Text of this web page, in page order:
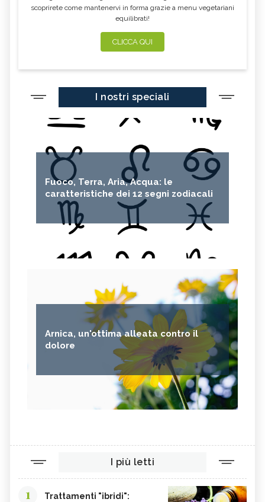
scoprirete come mantenervi in forma grazie a menu vegetariani
equilibrati!
CLICCA QUI
I nostri speciali
Fuoco, Terra, Aria, Acqua: le
caratteristiche dei 12 segni zodiacali
Arnica, un'ottima alleata contro il
dolore
I più letti
1
Trattamenti "ibridi":